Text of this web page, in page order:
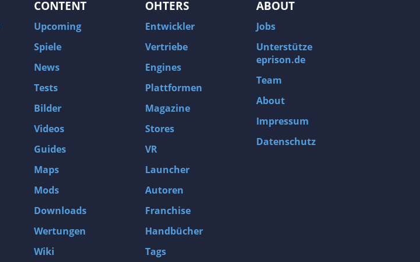
CONTENT
Upcoming
Spiele
News
Tests
Bilder
Videos
Guides
Maps
Mods
Downloads
Wertungen
Wiki
OHTERS
Entwickler
Vertriebe
Engines
Plattformen
Magazine
Stores
VR
Launcher
Autoren
Franchise
Handbücher
Tags
ABOUT
Jobs
Unterstütze
eprison.de
Team
About
Impressum
Datenschutz